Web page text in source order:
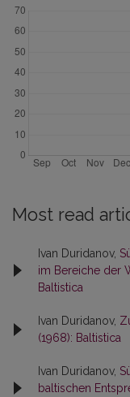
Most read
Ivan Duridanov,
im Bereiche der
Baltistica
Ivan Duridanov,
(1968): Baltistica
Ivan Duridanov,
baltischen